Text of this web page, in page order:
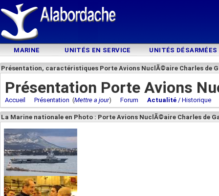
MARINE UNITÉS EN SERVICE UNITÉS DÉSARMÉES
Présentation, caractéristiques Porte Avions NuclÃ©aire Charles de
Présentation Porte Avions
Accueil Présentation (Mettre a jour) Forum Actualité / Historique
La Marine nationale en Photo : Porte Avions NuclÃ©aire Charles de